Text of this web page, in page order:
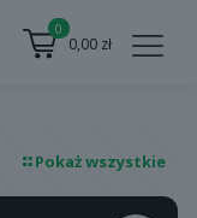
0
0,00 zł
Pokaż wszystkie